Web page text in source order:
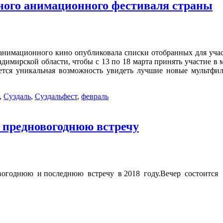
анимационного фестиваля страны
кино опубликовала списки отобранных для
области, чтобы с 13 по 18 марта принять участие
уникальная возможность увидеть лучшие новые
, Суздаль, Суздальфест, февраль
встречу
и последнюю встречу в 2018 году.Вечер